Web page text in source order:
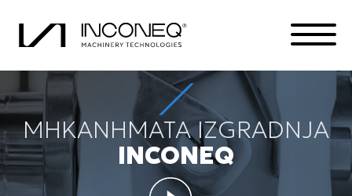
MHKANHMATA IZGRADNJA
INCONEQ
PROIZVODA
O KOMPANIJI